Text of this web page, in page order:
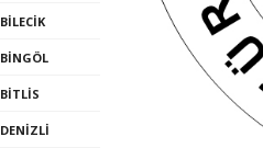
BİLECİK
BİNGÖL
BİTLİS
DENİZLİ